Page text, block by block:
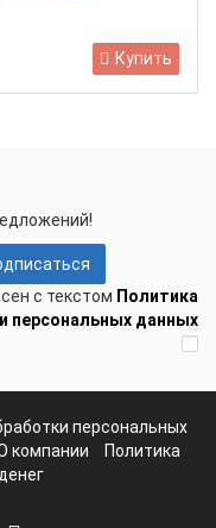
Купить
с текстом Политика
персональных данных
персональных
компании
Политика